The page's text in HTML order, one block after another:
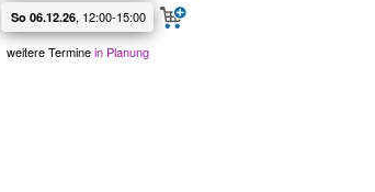
So 06.12.26, 12:00‑15:00
weitere Terminein Planung